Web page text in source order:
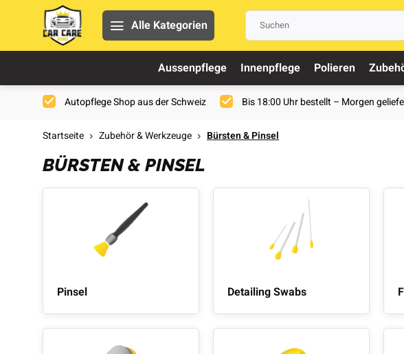
Alle Kategorien
Aussenpflege Innenpflege Polieren
Autopflege Shop aus der Schweiz Bis 18:00 Uhr bestellt – Morgen
Startseite Zubehör & Werkzeuge Bürsten & Pinsel
BÜRSTEN & PINSEL
Pinsel Detailing Swabs